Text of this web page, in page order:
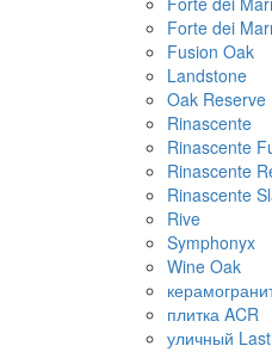
Forte dei
Fusion Oak
Landstone
Oak Reserve
Rinascente
Rinascente
Rinascente
Rinascente
Rive
Symphonyx
Wine Oak
плитка ACR
уличный